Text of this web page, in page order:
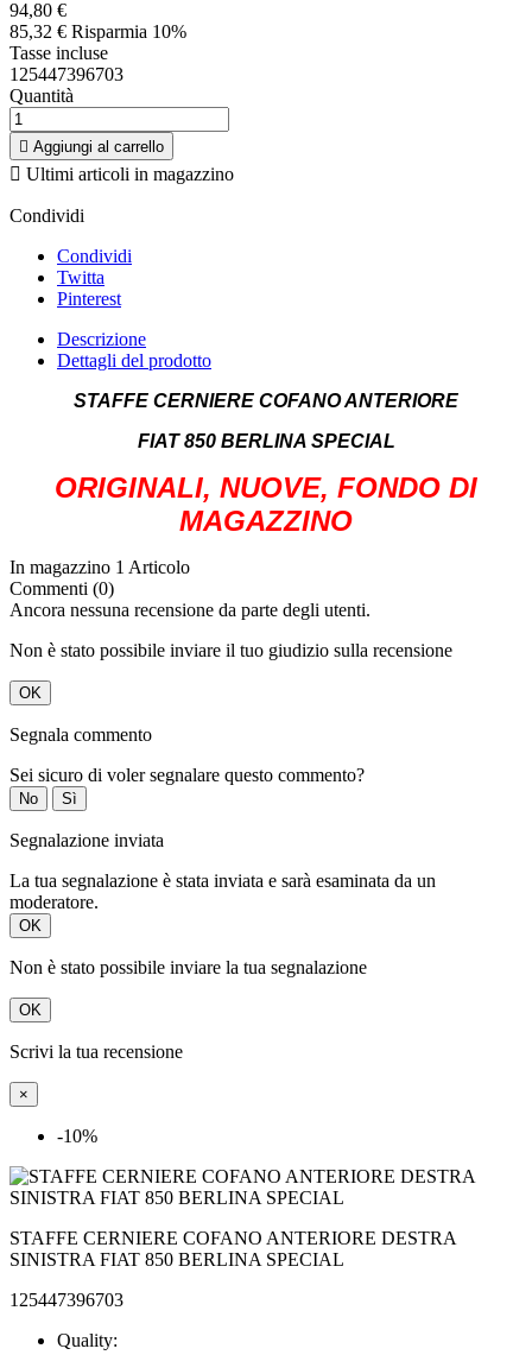
94,80 €
85,32 € Risparmia 10%
Tasse incluse
125447396703
Quantità
 Aggiungi al carrello
 Ultimi articoli in magazzino
Condividi
Condividi
Twitta
Pinterest
Descrizione
Dettagli del prodotto
STAFFE CERNIERE COFANO ANTERIORE
FIAT 850 BERLINA SPECIAL
ORIGINALI, NUOVE, FONDO DI
MAGAZZINO
In magazzino 1 Articolo
Commenti (0)
Ancora nessuna recensione da parte degli utenti.
Non è stato possibile inviare il tuo giudizio sulla recensione
OK
Segnala commento
Sei sicuro di voler segnalare questo commento?
No Sì
Segnalazione inviata
La tua segnalazione è stata inviata e sarà esaminata da un
moderatore.
OK
Non è stato possibile inviare la tua segnalazione
OK
Scrivi la tua recensione
×
-10%
STAFFE CERNIERE COFANO ANTERIORE DESTRA
SINISTRA FIAT 850 BERLINA SPECIAL
125447396703
Quality: